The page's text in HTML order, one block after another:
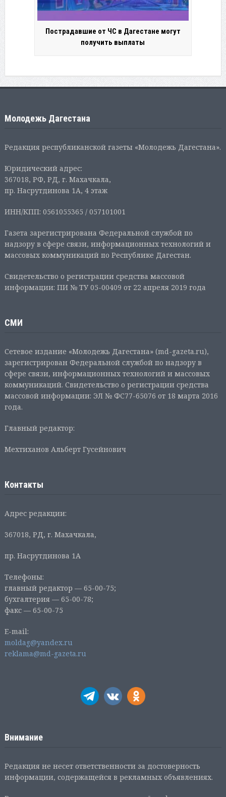
Пострадавшие от ЧС в Дагестане могут
получить выплаты
Молодежь Дагестана
Редакция республиканской газеты «Молодежь Дагестана».
Юридический адрес:
367018, РФ, РД, г. Махачкала,
пр. Насрутдинова 1А, 4 этаж
ИНН/КПП: 0561055365 / 057101001
Газета зарегистрирована Федеральной службой по
надзору в сфере связи, информационных технологий и
массовых коммуникаций по Республике Дагестан.
Свидетельство о регистрации средства массовой
информации: ПИ № ТУ 05-00409 от 22 апреля 2019 года
СМИ
Сетевое издание «Молодежь Дагестана» (md-gazeta.ru),
зарегистрирован Федеральной службой по надзору в
сфере связи, информационных технологий и массовых
коммуникаций. Свидетельство о регистрации средства
массовой информации: ЭЛ № ФС77-65076 от 18 марта 2016
года.
Главный редактор:
Мехтиханов Альберт Гусейнович
Контакты
Адрес редакции:
367018, РД, г. Махачкала,
пр. Насрутдинова 1А
Телефоны:
главный редактор — 65-00-75;
бухгалтерия — 65-00-78;
факс — 65-00-75
E-mail:
moldag@yandex.ru
reklama@md-gazeta.ru
Внимание
Редакция не несет ответственности за достоверность
информации, содержащейся в рекламных объявлениях.